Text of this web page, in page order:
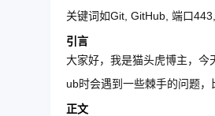
关键词如Git, GitHub, 端口
引言
大家好，我是猫头虎博主，今
ub时会遇到一些棘手的问题
正文